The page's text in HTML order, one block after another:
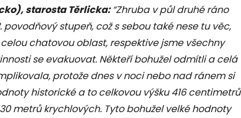
starosta Těrlicka:“Zhruba v půl druhé ráno
stupeň, což s sebou také nese tu věc,
chatovou oblast, respektive jsme všechny
se evakuovat. Někteří bohužel odmítli a celá
protože dnes v noci nebo nad ránem si
historické a to celkovou výšku 416 centimetrů
metrů krychlových. Tyto bohužel velké hodnoty